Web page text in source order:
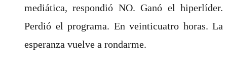
mediática, respondió NO. Ganó el hiperlíder.
Perdió el programa. En veinticuatro horas. La
esperanza vuelve a rondarme.